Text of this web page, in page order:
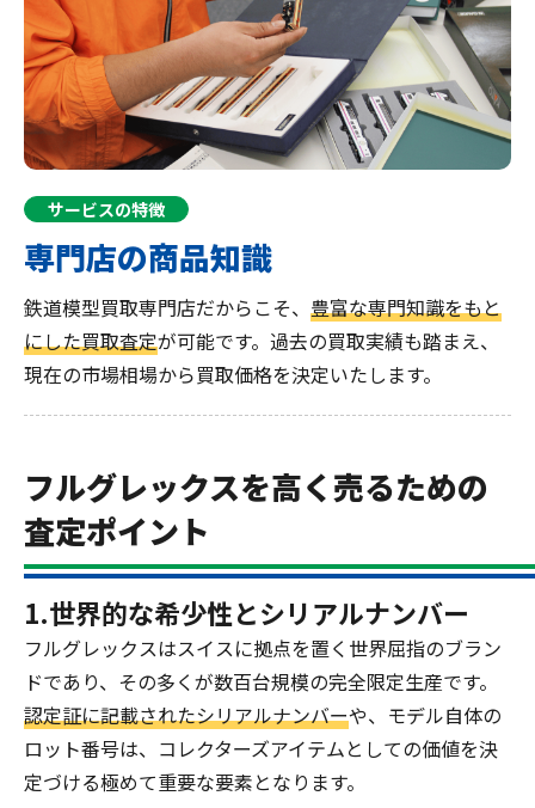
サービスの特徴
専門店の商品知識
鉄道模型買取専門店だからこそ、 豊富な専門知識をもと
にした買取査定が可能です。過去の買取実績も踏まえ、
現在の市場相場から買取価格を決定いたします。
フルグレックスを高く売るための
査定ポイント
1.世界的な希少性とシリアルナンバー
フルグレックスはスイスに拠点を置く世界屈指のブラン
ドであり、その多くが数百台規模の完全限定生産です。
認定証に記載されたシリアルナンバーや、モデル自体の
ロット番号は、コレクターズアイテムとしての価値を決
定づける極めて重要な要素となります。